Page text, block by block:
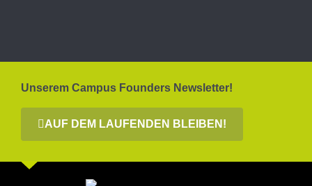
Unserem Campus Founders Newsletter!
AUF DEM LAUFENDEN BLEIBEN!